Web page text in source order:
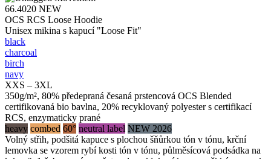
66.4020 NEW
OCS RCS Loose Hoodie
Unisex mikina s kapucí "Loose Fit"
black
charcoal
birch
navy
XXS – 3XL
350g/m², 80% předepraná česaná prstencová OCS Blended
certifikovaná bio bavlna, 20% recyklovaný polyester s certifikací
RCS, enzymaticky prané
heavy combed 60° neutral label NEW 2026
Volný střih, podšitá kapuce s plochou šňůrkou tón v tónu, krční
lemovka se vzorem rybí kosti tón v tónu, půlměsícová podsádka na